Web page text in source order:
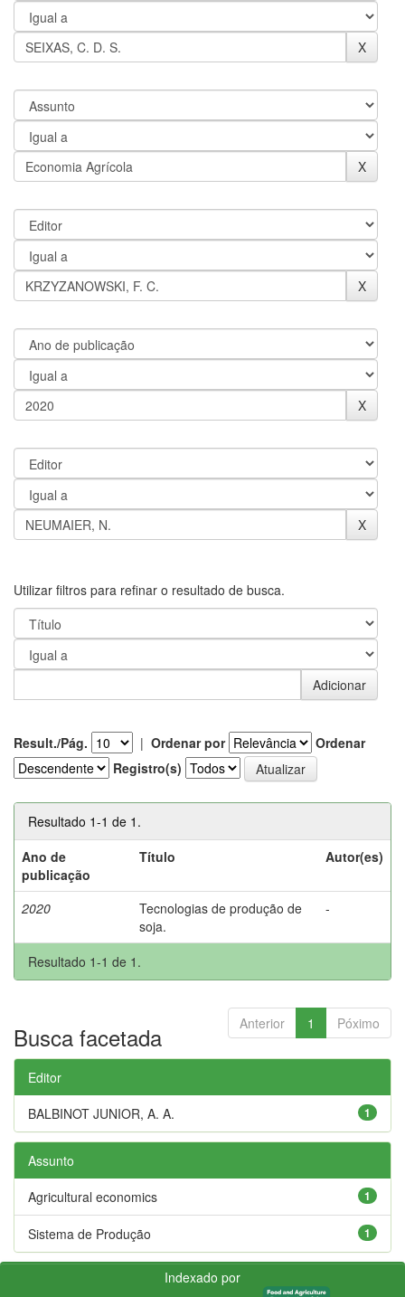
Utilizar filtros para refinar o resultado de busca.
Result./Pág. | Ordenar por
Ordenar
Registro(s)
Resultado 1-1 de 1.
Ano de
publicação
Título Autor(es)
2020
Tecnologias de produção de
soja.
-
Resultado 1-1 de 1.
Anterior 1 Póximo
Busca facetada
Editor
1
BALBINOT JUNIOR, A. A.
Assunto
1
Agricultural economics
1
Sistema de Produção
Indexado por